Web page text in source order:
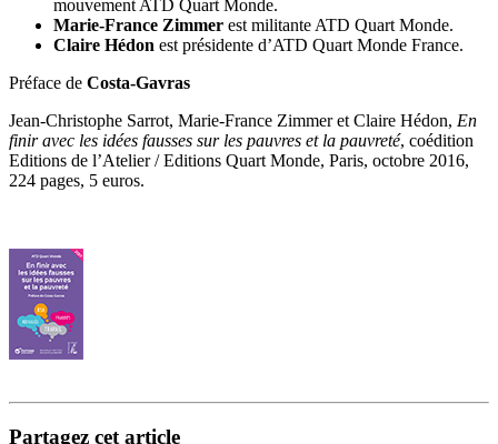
mouvement ATD Quart Monde.
Marie-France Zimmer est militante ATD Quart Monde.
Claire Hédon est présidente d’ATD Quart Monde France.
Préface de Costa-Gavras
Jean-Christophe Sarrot, Marie-France Zimmer et Claire Hédon, En
finir avec les idées fausses sur les pauvres et la pauvreté, coédition
Editions de l’Atelier / Editions Quart Monde, Paris, octobre 2016,
224 pages, 5 euros.
Partagez cet article